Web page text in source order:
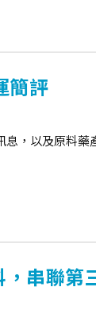
簡評
，以及原料
串聯第